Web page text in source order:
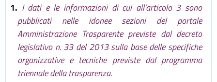
1. I dati e le informazioni di cui all'articolo 3 sono
pubblicati nelle idonee sezioni del portale
Amministrazione Trasparente previste dal decreto
legislativo n. 33 del 2013 sulla base delle specifiche
organizzative e tecniche previste dal programma
triennale della trasparenza.